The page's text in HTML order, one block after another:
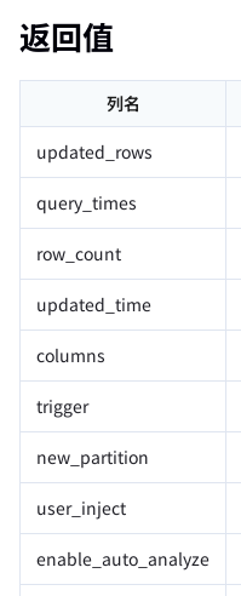
返回值
列名
updated_rows
query_times
row_count
updated_time
columns
trigger
new_partition
user_inject
enable_auto_analyze